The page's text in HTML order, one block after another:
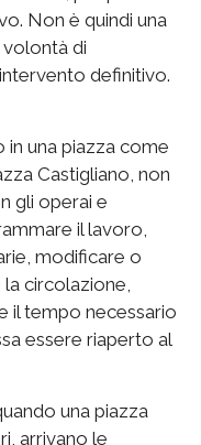
Non è quindi una
di
definitivo.
una piazza come
Castigliano, non
gli operai e
il lavoro,
modificare o
circolazione,
il tempo necessario
essere riaperto al
una piazza
arrivano le